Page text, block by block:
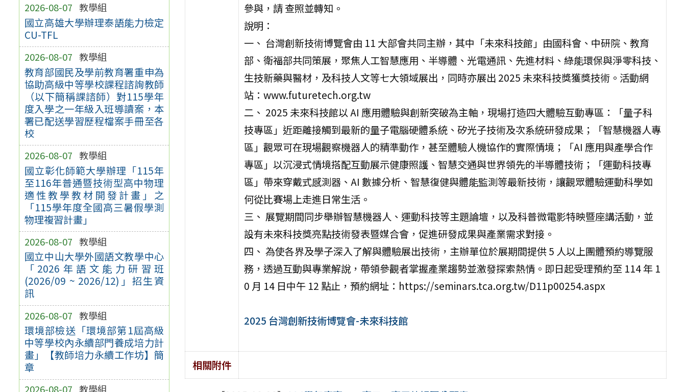
2026-08-07 教學組
國立高雄大學辦理泰語能力檢定
CU-TFL
2026-08-07 教學組
教育部國民及學前教育署重申為
協助高級中等學校課程諮詢教師
（以下簡稱課諮師）對115學年
度入學之一年級入班導讀案，本
署已配送學習歷程檔案手冊至各
校
2026-08-07 教學組
國立彰化師範大學辦理「115年
至116年普通暨技術型高中物理
適性教學教材開發計畫」之
「115學年度全國高三暑假學測
物理複習計畫」
2026-08-07 教學組
國立中山大學外國語文教學中心
「2026年語文能力研習班
(2026/09 ~ 2026/12)」招生資
訊
2026-08-07 教學組
環境部檢送「環境部第1屆高級
中等學校內永續部門養成培力計
畫」【教師培力永續工作坊】簡
章
2026-08-07 教學組
參與，請 查照並轉知。
說明：
一、 台灣創新技術博覽會由 11 大部會共同主辦，其中「未來科技館」由國科會、中研院、教育
部、衛福部共同策展，聚焦人工智慧應用、半導體、光電通訊、先進材料、綠能環保與淨零科技、
生技新藥與醫材，及科技人文等七大領域展出，同時亦展出 2025 未來科技獎獲獎技術。活動網
站：www.futuretech.org.tw
二、 2025 未來科技館以 AI 應用體驗與創新突破為主軸，現場打造四大體驗互動專區：「量子科
技專區」近距離接觸到最新的量子電腦硬體系統、矽光子技術及次系統研發成果；「智慧機器人專
區」觀眾可在現場觀察機器人的精準動作，甚至體驗人機協作的實際情境；「AI 應用與產學合作
專區」以沉浸式情境搭配互動展示健康照護、智慧交通與世界領先的半導體技術；「運動科技專
區」帶來穿戴式感測器、AI 數據分析、智慧復健與體能監測等最新技術，讓觀眾體驗運動科學如
何從比賽場上走進日常生活。
三、 展覽期間同步舉辦智慧機器人、運動科技等主題論壇，以及科普微電影特映暨座講活動，並
設有未來科技獎亮點技術發表暨媒合會，促進研發成果與產業需求對接。
四、 為使各界及學子深入了解與體驗展出技術，主辦單位於展期間提供 5 人以上團體預約導覽服
務，透過互動與專業解說，帶領參觀者掌握產業趨勢並激發探索熱情。即日起受理預約至 114 年 1
0 月 14 日中午 12 點止，預約網址：https://seminars.tca.org.tw/D11p00254.aspx
2025 台灣創新技術博覽會-未來科技館
相關附件